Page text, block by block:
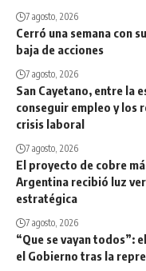
7 agosto, 2026
Cerró una semana con
baja de acciones
7 agosto, 2026
San Cayetano, entre la
conseguir empleo y los
crisis laboral
7 agosto, 2026
El proyecto de cobre
Argentina recibió luz
estratégica
7 agosto, 2026
“Que se vayan todos”:
el Gobierno tras la